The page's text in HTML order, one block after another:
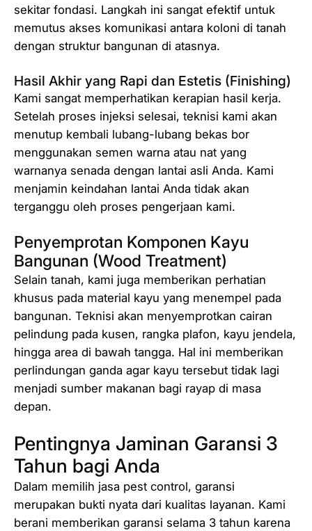
sekitar fondasi. Langkah ini sangat efektif untuk
memutus akses komunikasi antara koloni di tanah
dengan struktur bangunan di atasnya.
Hasil Akhir yang Rapi dan Estetis (Finishing)
Kami sangat memperhatikan kerapian hasil kerja.
Setelah proses injeksi selesai, teknisi kami akan
menutup kembali lubang-lubang bekas bor
menggunakan semen warna atau nat yang
warnanya senada dengan lantai asli Anda. Kami
menjamin keindahan lantai Anda tidak akan
terganggu oleh proses pengerjaan kami.
Penyemprotan Komponen Kayu
Bangunan (Wood Treatment)
Selain tanah, kami juga memberikan perhatian
khusus pada material kayu yang menempel pada
bangunan. Teknisi akan menyemprotkan cairan
pelindung pada kusen, rangka plafon, kayu jendela,
hingga area di bawah tangga. Hal ini memberikan
perlindungan ganda agar kayu tersebut tidak lagi
menjadi sumber makanan bagi rayap di masa
depan.
Pentingnya Jaminan Garansi 3
Tahun bagi Anda
Dalam memilih jasa pest control, garansi
merupakan bukti nyata dari kualitas layanan. Kami
berani memberikan garansi selama 3 tahun karena